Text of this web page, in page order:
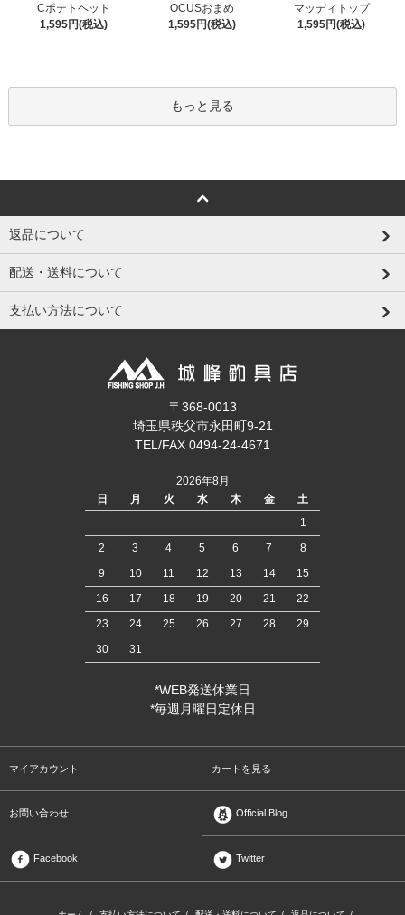
Cポテトヘッド
1,595円(税込)
OCUSおまめ
1,595円(税込)
マッディトップ
1,595円(税込)
もっと見る
返品について
配送・送料について
支払い方法について
〒368-0013
埼玉県秩父市永田町9-21
TEL/FAX 0494-24-4671
2026年8月
日
月 火 水 木 金
土
1
2
3 4 5 6 7
8
9
10 11 12 13 14
15
16
17 18 19 20 21
22
23
24 25 26 27 28
29
30
31
*WEB発送休業日
*毎週月曜日定休日
マイアカウント カートを見る
お問い合わせ Official Blog
Facebook Twitter